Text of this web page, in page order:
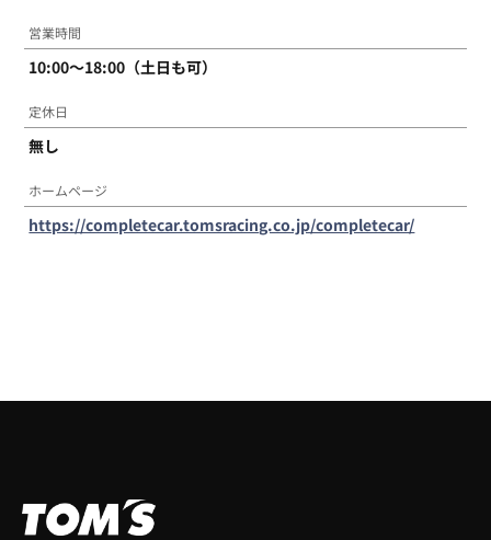
営業時間
10:00～18:00（土日も可）
定休日
無し
ホームページ
https://completecar.tomsracing.co.jp/completecar/